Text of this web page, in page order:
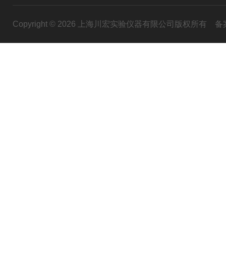
Copyright © 2026 上海川宏实验仪器有限公司版权所有 备